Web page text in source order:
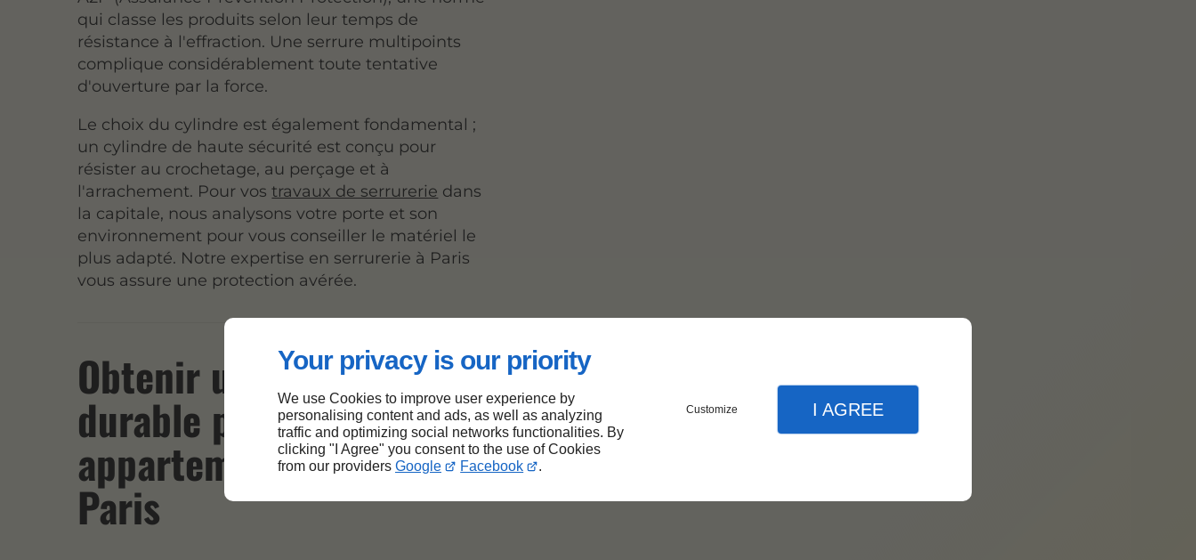
Your privacy is our priority
We use Cookies to improve user experience by
personalising content and ads, as well as analyzing
traffic and optimizing social networks functionalities. By
clicking "I Agree" you consent to the use of Cookies
from our providers Google Facebook .
Customize I AGREE
qui classe les produits selon leur temps de
résistance à l'effraction. Une serrure multipoints
complique considérablement toute tentative
d'ouverture par la force.
Le choix du cylindre est également fondamental ;
un cylindre de haute sécurité est conçu pour
résister au crochetage, au perçage et à
l'arrachement. Pour vostravaux de serrurerie dans
la capitale, nous analysons votre porte et son
environnement pour vous conseiller le matériel le
plus adapté. Notre expertise en serrurerie à Paris
vous assure une protection avérée.
Obtenir une protection
durable pour votre
appartement ou local à
Paris